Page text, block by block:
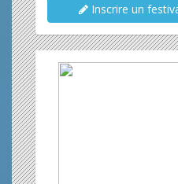
Inscrire un